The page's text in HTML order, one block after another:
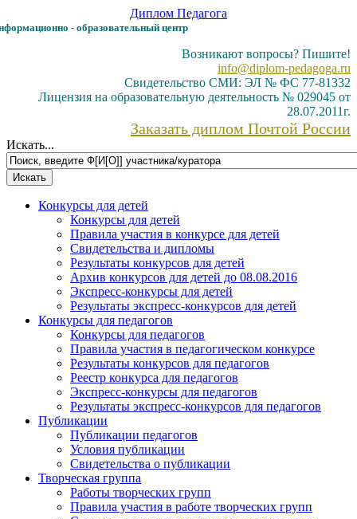
Диплом Педагога
- образовательный центр
Возникают вопросы? Пишите!
info@diplom-pedagoga.ru
Свидетельство СМИ: ЭЛ № ФС 77-81332
Лицензия на образовательную деятельность № 029045 от
28.07.2011г.
Заказать диплом Почтой России
Искать...
Конкурсы для детей
Конкурсы для детей
Правила участия в конкурсе для детей
Свидетельства и дипломы
Результаты конкурсов для детей
Архив конкурсов для детей до 08.08.2016
Экспресс-конкурсы для детей
Результаты экспресс-конкурсов для детей
Конкурсы для педагогов
Конкурсы для педагогов
Правила участия в педагогическом конкурсе
Результаты конкурсов для педагогов
Реестр конкурса для педагогов
Экспресс-конкурсы для педагогов
Результаты экспресс-конкурсов для педагогов
Публикации
Публикации педагогов
Условия публикации
Свидетельства о публикации
Творческая группа
Работы творческих групп
Правила участия в работе творческих групп